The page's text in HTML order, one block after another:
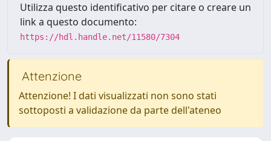
Utilizza questo identificativo per citare o creare un
link a questo documento:
https://hdl.handle.net/11580/7304
Attenzione
Attenzione! I dati visualizzati non sono stati
sottoposti a validazione da parte dell'ateneo